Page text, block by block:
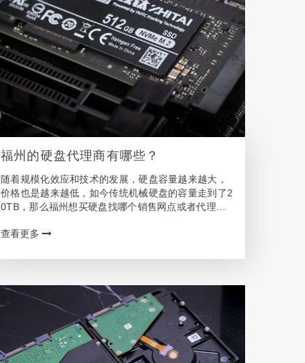
福州的硬盘代理商有哪些？
随着规模化效应和技术的发展，硬盘容量越来越大，
价格也是越来越低，如今传统机械硬盘的容量走到了2
0TB，那么福州想买硬盘找哪个销售网点或者代理商
格也一般，不能算便宜。毕竟之前卖到过109，还有…
查看更多